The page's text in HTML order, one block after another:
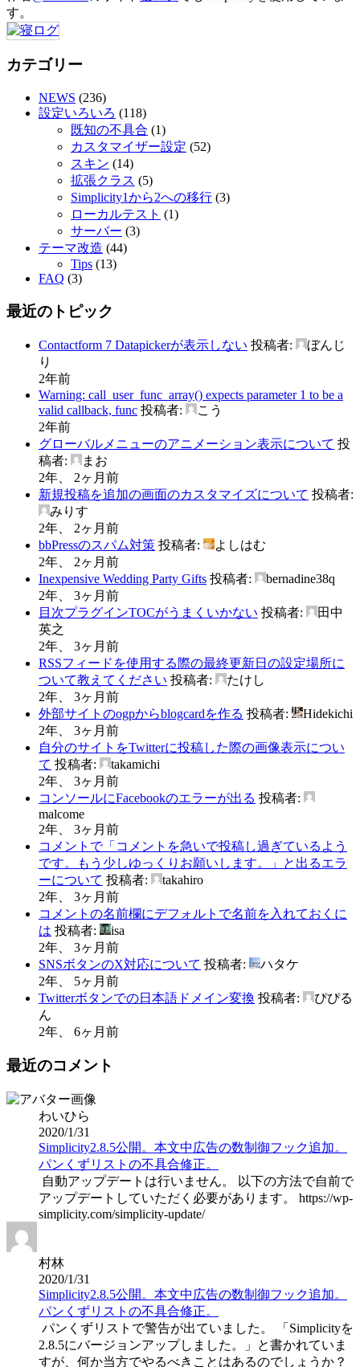
す。
カテゴリー
NEWS (236)
設定いろいろ (118)
既知の不具合 (1)
カスタマイザー設定 (52)
スキン (14)
拡張クラス (5)
Simplicity1から2への移行 (3)
ローカルテスト (1)
サーバー (3)
テーマ改造 (44)
Tips (13)
FAQ (3)
最近のトピック
Contactform 7 Datapickerが表示しない 投稿者:
ぼんじ
り
2年前
Warning: call_user_func_array() expects parameter 1 to be a
valid callback, func 投稿者:
こう
2年前
グローバルメニューのアニメーション表示について 投
稿者:
まお
2年、 2ヶ月前
新規投稿を追加の画面のカスタマイズについて 投稿者:
みりす
2年、 2ヶ月前
bbPressのスパム対策 投稿者:
よしはむ
2年、 2ヶ月前
Inexpensive Wedding Party Gifts 投稿者:
bernadine38q
2年、 3ヶ月前
目次プラグインTOCがうまくいかない 投稿者:
田中
英之
2年、 3ヶ月前
RSSフィードを使用する際の最終更新日の設定場所に
ついて教えてください 投稿者:
たけし
2年、 3ヶ月前
外部サイトのogpからblogcardを作る 投稿者:
Hidekichi
2年、 3ヶ月前
自分のサイトをTwitterに投稿した際の画像表示につい
て 投稿者:
takamichi
2年、 3ヶ月前
コンソールにFacebookのエラーが出る 投稿者:
malcome
2年、 3ヶ月前
コメントで「コメントを急いで投稿し過ぎているよう
です。もう少しゆっくりお願いします。」と出るエラ
ーについて 投稿者:
takahiro
2年、 3ヶ月前
コメントの名前欄にデフォルトで名前を入れておくに
は 投稿者:
isa
2年、 3ヶ月前
SNSボタンのX対応について 投稿者:
ハタケ
2年、 5ヶ月前
Twitterボタンでの日本語ドメイン変換 投稿者:
ぴぴる
ん
2年、 6ヶ月前
最近のコメント
わいひら
2020/1/31
Simplicity2.8.5公開。本文中広告の数制御フック追加。
パンくずリストの不具合修正。
自動アップデートは行いません。 以下の方法で自前で
アップデートしていただく必要があります。 https://wp-
simplicity.com/simplicity-update/
村林
2020/1/31
Simplicity2.8.5公開。本文中広告の数制御フック追加。
パンくずリストの不具合修正。
パンくずリストで警告が出ていました。 「Simplicityを
2.8.5にバージョンアップしました。」と書かれていま
すが、何か当方でやるべきことはあるのでしょうか？